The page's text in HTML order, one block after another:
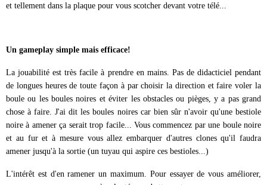
et tellement dans la plaque pour vous scotcher devant votre télé...
Un gameplay simple mais efficace!
La jouabilité est très facile à prendre en mains. Pas de didacticiel pendant
de longues heures de toute façon à par choisir la direction et faire voler la
boule ou les boules noires et éviter les obstacles ou pièges, y a pas grand
chose à faire. J'ai dit les boules noires car bien sûr n'avoir qu'une bestiole
noire à amener ça serait trop facile... Vous commencez par une boule noire
et au fur et à mesure vous allez embarquer d'autres clones qu'il faudra
amener jusqu'à la sortie (un tuyau qui aspire ces bestioles...)
L'intérêt est d'en ramener un maximum. Pour essayer de vous améliorer,